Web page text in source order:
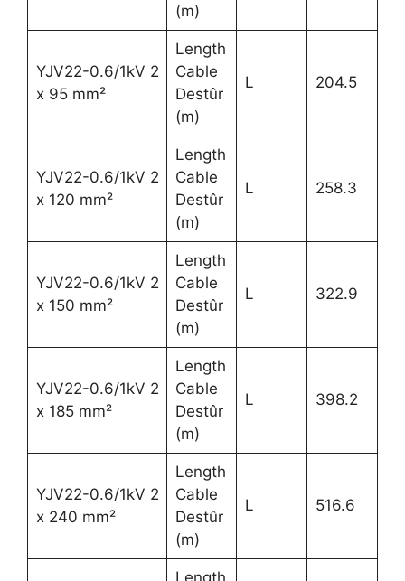
(m)
YJV22-0.6/1kV 2
x 95 mm²
Length
Cable
Destûr
(m)
L 204.5
YJV22-0.6/1kV 2
x 120 mm²
Length
Cable
Destûr
(m)
L 258.3
YJV22-0.6/1kV 2
x 150 mm²
Length
Cable
Destûr
(m)
L 322.9
YJV22-0.6/1kV 2
x 185 mm²
Length
Cable
Destûr
(m)
L 398.2
YJV22-0.6/1kV 2
x 240 mm²
Length
Cable
Destûr
(m)
L 516.6
Length